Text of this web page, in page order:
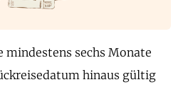
mindestens sechs Monate
hinaus gültig